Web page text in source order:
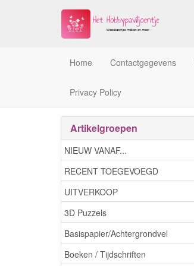
Home Contactgegevens
Privacy Policy
Artikelgroepen
NIEUW VANAF...
RECENT TOEGEVOEGD
UITVERKOOP
3D Puzzels
Basispapier/Achtergrondvel
Boeken / Tijdschriften